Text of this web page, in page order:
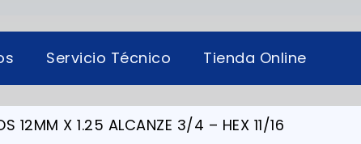
Servicio Técnico Tienda Online
12MM X 1.25 ALCANZE 3/4 – HEX 11/16